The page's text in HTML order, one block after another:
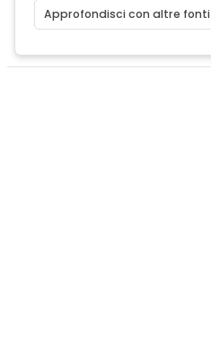
Approfondisci con altre fonti